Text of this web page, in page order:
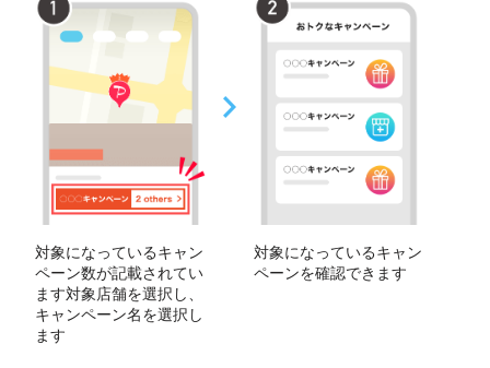
対象になっているキャン
ペーン数が記載されてい
ます対象店舗を選択し、
キャンペーン名を選択し
ます
対象になっているキャン
ペーンを確認できます